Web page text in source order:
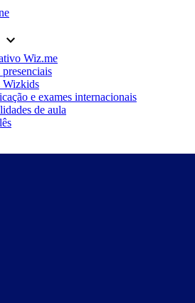
keyboard_arrow_down
Wiz.me
Wizkids
e exames internacionais
de aula